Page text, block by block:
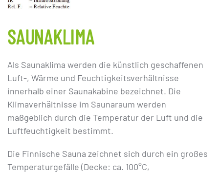
SAUNAKLIMA
Als Saunaklima werden die künstlich geschaffenen
Luft-, Wärme und Feuchtigkeitsverhältnisse
innerhalb einer Saunakabine bezeichnet. Die
Klimaverhältnisse im Saunaraum werden
maßgeblich durch die Temperatur der Luft und die
Luftfeuchtigkeit bestimmt.
Die Finnische Sauna zeichnet sich durch ein großes
Temperaturgefälle (Decke: ca. 100°C,